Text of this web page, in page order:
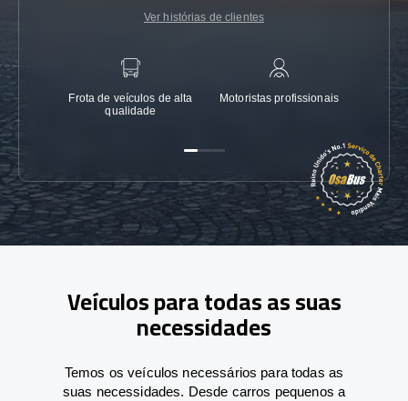
Ver histórias de clientes
Frota de veículos de alta
qualidade
Motoristas profissionais
Veículos para todas as suas
necessidades
Temos os veículos necessários para todas as
suas necessidades. Desde carros pequenos a